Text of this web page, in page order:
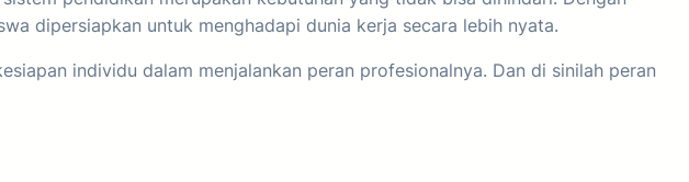
dipersiapkan untuk menghadapi dunia kerja secara lebih nyata.
individu dalam menjalankan peran profesionalnya. Dan di sinilah peran